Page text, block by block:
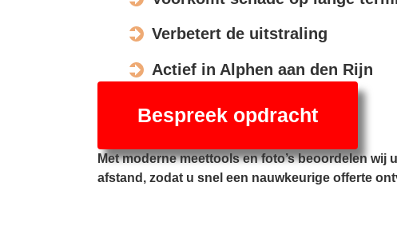
Verbetert de uitstraling
Actief in Alphen aan den Rijn
Bespreek opdracht
Met moderne meettools en foto’s beoordelen wij
afstand, zodat u snel een nauwkeurige offerte